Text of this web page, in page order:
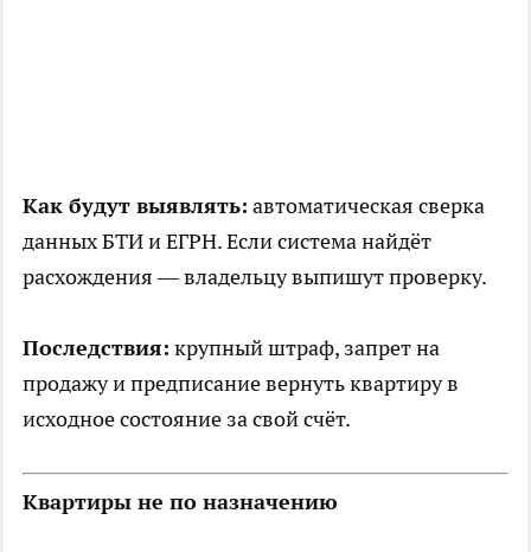
Как будут выявлять: автоматическая сверка
данных БТИ и ЕГРН. Если система найдёт
расхождения — владельцу выпишут проверку.
Последствия: крупный штраф, запрет на
продажу и предписание вернуть квартиру в
исходное состояние за свой счёт.
Квартиры не по назначению